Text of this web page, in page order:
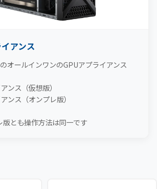
アンス
オールインワンのGPUアプライアンス
ンス（仮想版）
ンス（オンプレ版）
とも操作方法は同一です